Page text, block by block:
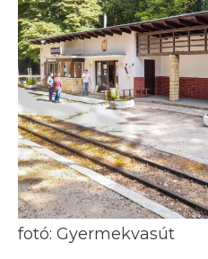
fotó: Gyermekvasút